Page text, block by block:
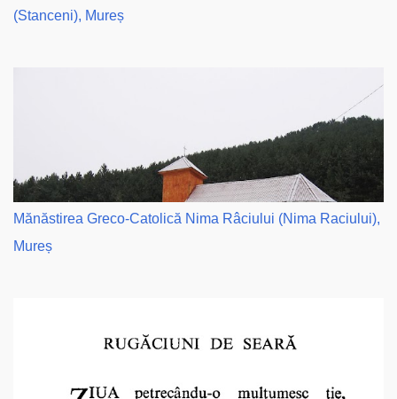
(Stanceni), Mureș
Mănăstirea Greco-Catolică Nima Râciului (Nima Raciului),
Mureș